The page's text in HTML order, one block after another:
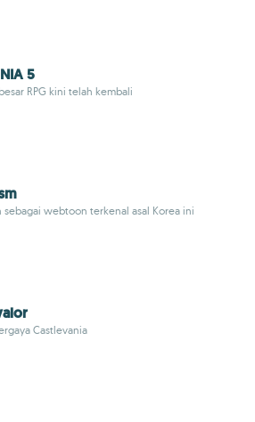
5
RPG kini telah kembali
sebagai webtoon terkenal asal Korea ini
Castlevania